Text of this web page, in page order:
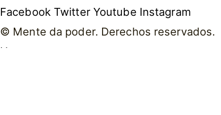
Facebook Twitter Youtube Instagram
© Mente da poder. Derechos reservados.
Home